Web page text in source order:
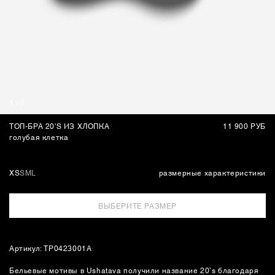
ТОП-БРА 20'S ИЗ ХЛОПКА
голубая клетка
11 900 РУБ
XSSML размерные характеристики
ВЫБЕРИТЕ РАЗМЕР
Артикул: TP0423001A
Бельевые мотивы в Ushatava получили название 20’s благодаря